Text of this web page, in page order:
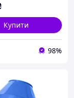
Купити
98%